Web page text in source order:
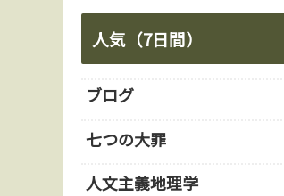
人気（7日間）
ブログ
七つの大罪
人文主義地理学